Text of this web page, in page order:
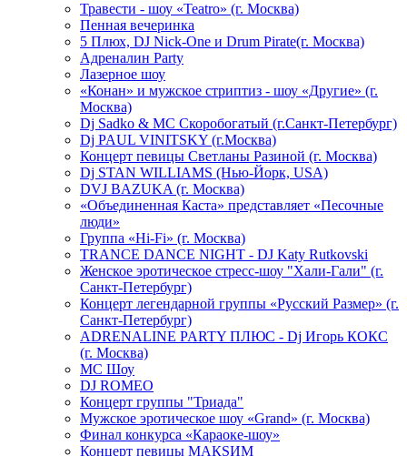
Травести - шоу «Teatro» (г. Москва)
Пенная вечеринка
5 Плюх, DJ Nick-One и Drum Pirate(г. Москва)
Адреналин Party
Лазерное шоу
«Конан» и мужское стриптиз - шоу «Другие» (г.
Москва)
Dj Sadko & МС Скоробогатый (г.Санкт-Петербург)
Dj PAUL VINITSKY (г.Москва)
Концерт певицы Светланы Разиной (г. Москва)
Dj STAN WILLIAMS (Нью-Йорк, USA)
DVJ BAZUKA (г. Москва)
«Объединенная Каста» представляет «Песочные
люди»
Группа «Hi-Fi» (г. Москва)
TRANCE DANCE NIGHT - DJ Katy Rutkovski
Женское эротическое стресс-шоу "Хали-Гали" (г.
Санкт-Петербург)
Концерт легендарной группы «Русский Размер» (г.
Санкт-Петербург)
ADRENALINE PARTY ПЛЮС - Dj Игорь КОКС
(г. Москва)
MC Шоу
DJ ROMEO
Концерт группы "Триада"
Мужское эротическое шоу «Grand» (г. Москва)
Финал конкурса «Караоке-шоу»
Концерт певицы МАКSИМ